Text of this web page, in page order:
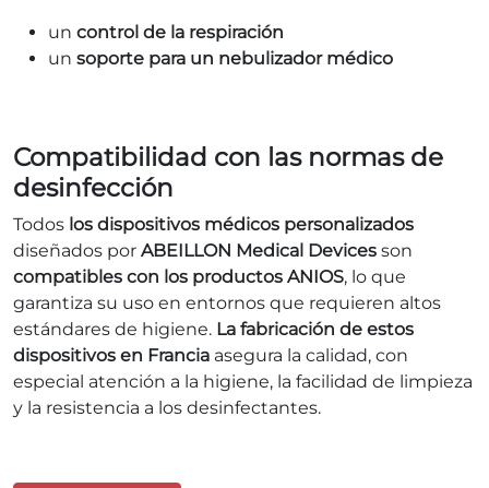
un control de la respiración
un soporte para un nebulizador médico
Compatibilidad con las normas de
desinfección
Todos los dispositivos médicos personalizados
diseñados por ABEILLON Medical Devices son
compatibles con los productos ANIOS, lo que
garantiza su uso en entornos que requieren altos
estándares de higiene. La fabricación de estos
dispositivos en Francia asegura la calidad, con
especial atención a la higiene, la facilidad de limpieza
y la resistencia a los desinfectantes.